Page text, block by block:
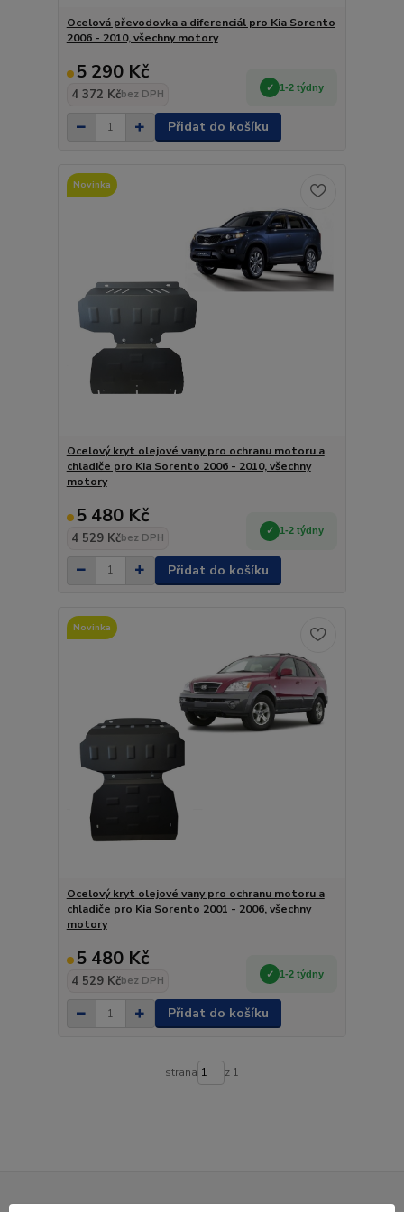
Ocelová převodovka a diferenciál pro Kia Sorento
2006 - 2010, všechny motory
5 290 Kč
4 372 Kčbez DPH
1-2 týdny
Přidat do košíku
Novinka
Ocelový kryt olejové vany pro ochranu motoru a
chladiče pro Kia Sorento 2006 - 2010, všechny
motory
5 480 Kč
4 529 Kčbez DPH
1-2 týdny
Přidat do košíku
Novinka
Ocelový kryt olejové vany pro ochranu motoru a
chladiče pro Kia Sorento 2001 - 2006, všechny
motory
5 480 Kč
4 529 Kčbez DPH
1-2 týdny
Přidat do košíku
strana z 1